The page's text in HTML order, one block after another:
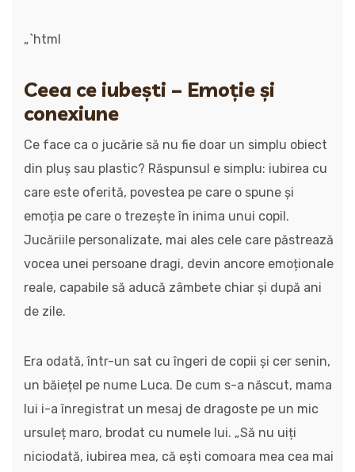
„`html
Ceea ce iubești – Emoție și
conexiune
Ce face ca o jucărie să nu fie doar un simplu obiect
din pluș sau plastic? Răspunsul e simplu: iubirea cu
care este oferită, povestea pe care o spune și
emoția pe care o trezește în inima unui copil.
Jucăriile personalizate, mai ales cele care păstrează
vocea unei persoane dragi, devin ancore emoționale
reale, capabile să aducă zâmbete chiar și după ani
de zile.
Era odată, într-un sat cu îngeri de copii și cer senin,
un băiețel pe nume Luca. De cum s-a născut, mama
lui i-a înregistrat un mesaj de dragoste pe un mic
ursuleț maro, brodat cu numele lui. „Să nu uiți
niciodată, iubirea mea, că ești comoara mea cea mai